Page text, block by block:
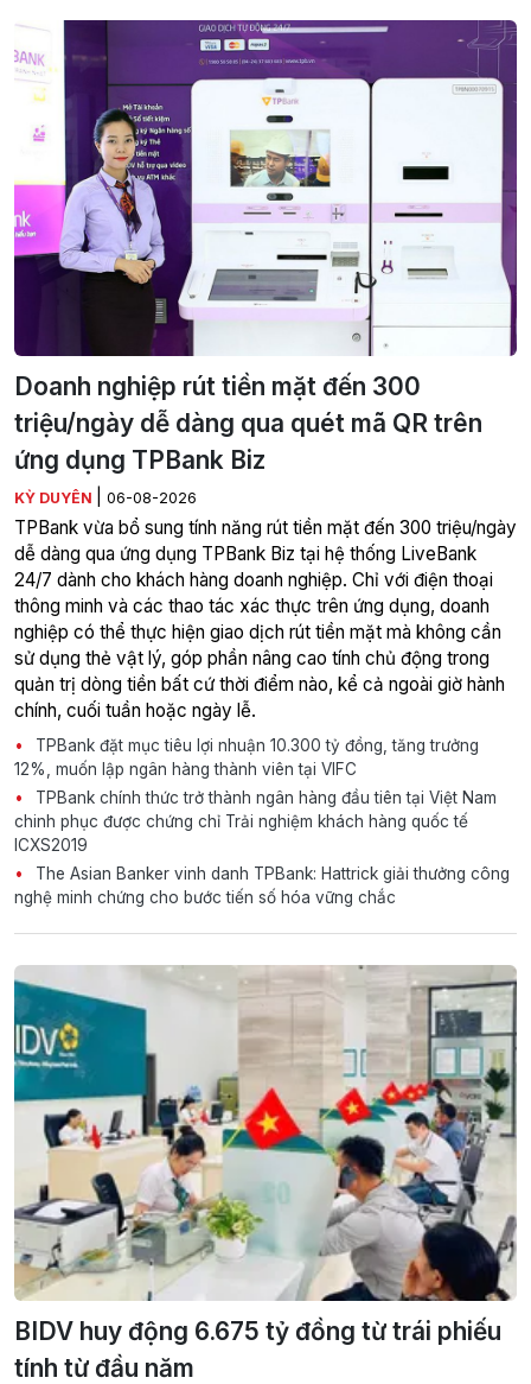
Doanh nghiệp rút tiền mặt đến 300
triệu/ngày dễ dàng qua quét mã QR trên
ứng dụng TPBank Biz
KỲ DUYÊN 06-08-2026
TPBank vừa bổ sung tính năng rút tiền mặt đến 300 triệu/ngày
dễ dàng qua ứng dụng TPBank Biz tại hệ thống LiveBank
24/7 dành cho khách hàng doanh nghiệp. Chỉ với điện thoại
thông minh và các thao tác xác thực trên ứng dụng, doanh
nghiệp có thể thực hiện giao dịch rút tiền mặt mà không cần
sử dụng thẻ vật lý, góp phần nâng cao tính chủ động trong
quản trị dòng tiền bất cứ thời điểm nào, kể cả ngoài giờ hành
chính, cuối tuần hoặc ngày lễ.
TPBank đặt mục tiêu lợi nhuận 10.300 tỷ đồng, tăng trưởng
12%, muốn lập ngân hàng thành viên tại VIFC
TPBank chính thức trở thành ngân hàng đầu tiên tại Việt Nam
chinh phục được chứng chỉ Trải nghiệm khách hàng quốc tế
ICXS2019
The Asian Banker vinh danh TPBank: Hattrick giải thưởng công
nghệ minh chứng cho bước tiến số hóa vững chắc
BIDV huy động 6.675 tỷ đồng từ trái phiếu
tính từ đầu năm